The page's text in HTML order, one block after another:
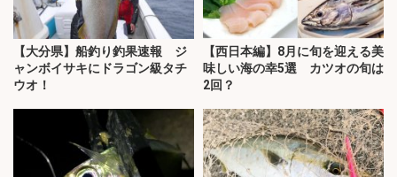
【大分県】船釣り釣果速報 ジ
ャンボイサキにドラゴン級タチ
ウオ！
【西日本編】8月に旬を迎える美
味しい海の幸5選 カツオの旬は
2回？